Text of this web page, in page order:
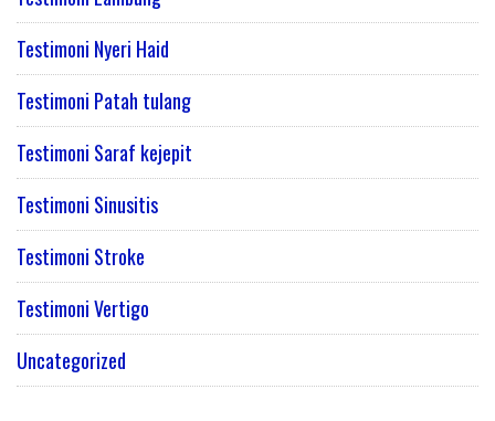
Testimoni Nyeri Haid
Testimoni Patah tulang
Testimoni Saraf kejepit
Testimoni Sinusitis
Testimoni Stroke
Testimoni Vertigo
Uncategorized